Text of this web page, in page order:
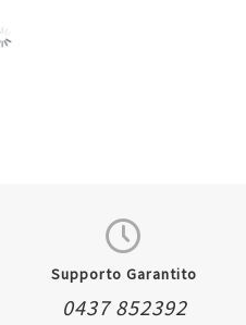
Supporto Garantito
0437 852392